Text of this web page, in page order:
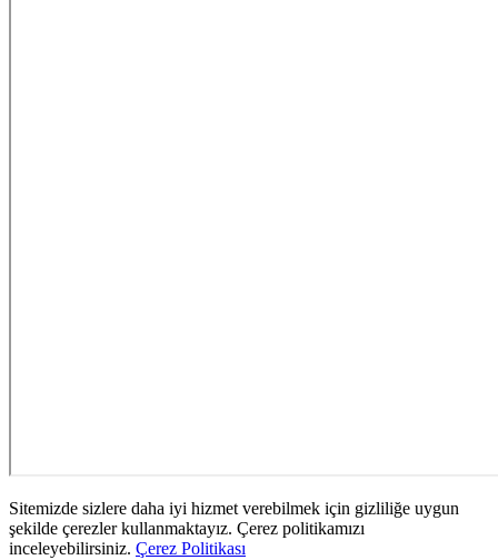
Sitemizde sizlere daha iyi hizmet verebilmek için gizliliğe uygun
şekilde çerezler kullanmaktayız. Çerez politikamızı
inceleyebilirsiniz. Çerez Politikası